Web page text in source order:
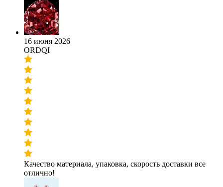
16 июня 2026
ORDQI
Качество материала, упаковка, скорость доставки все
отлично!